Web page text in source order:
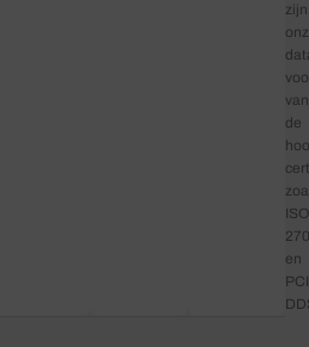
zijn
van
de
ISO
en